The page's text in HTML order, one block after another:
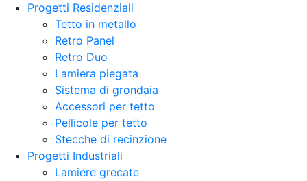
Progetti Residenziali
Tetto in metallo
Retro Panel
Retro Duo
Lamiera piegata
Sistema di grondaia
Accessori per tetto
Pellicole per tetto
Stecche di recinzione
Progetti Industriali
Lamiere grecate